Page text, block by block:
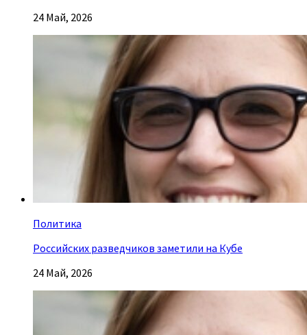
24 Май, 2026
Политика
Российских разведчиков заметили на Кубе
24 Май, 2026